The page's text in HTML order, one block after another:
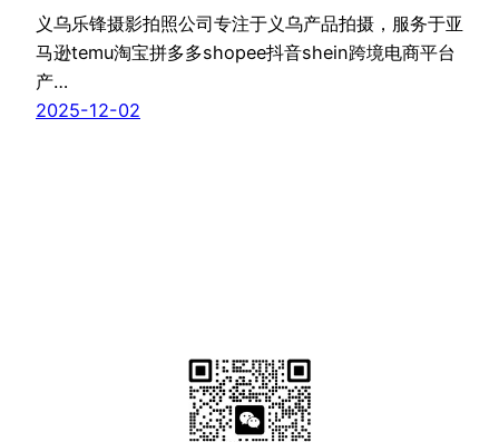
义乌乐锋摄影拍照公司专注于义乌产品拍摄，服务于亚
马逊temu淘宝拼多多shopee抖音shein跨境电商平台
产…
2025-12-02